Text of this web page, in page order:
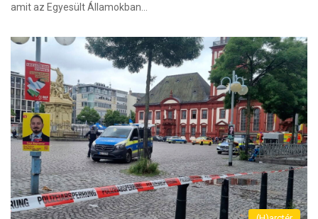
amit az Egyesült Államokban…